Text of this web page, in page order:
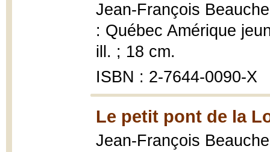
Jean-François
: Québec Amérique
ill. ; 18 cm.
ISBN : 2-7644-0090-X
Le petit pont de la
Jean-François